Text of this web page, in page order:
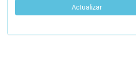
Actualizar